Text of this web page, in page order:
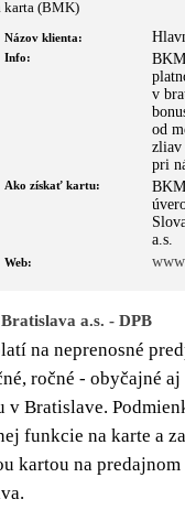
karta (BMK)
Názov klienta:
Info:
v
od
zliav
pri
Ako získať kartu:
a.s.
Web:
a.s. - DPB
na neprenosné
ročné - obyčajné
v Bratislave.
funkcie na karte a
kartou na